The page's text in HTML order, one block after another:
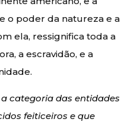
o poder da natureza e a
ela, ressignifica toda a
a escravidão, e a
a categoria das entidades
feiticeiros e que